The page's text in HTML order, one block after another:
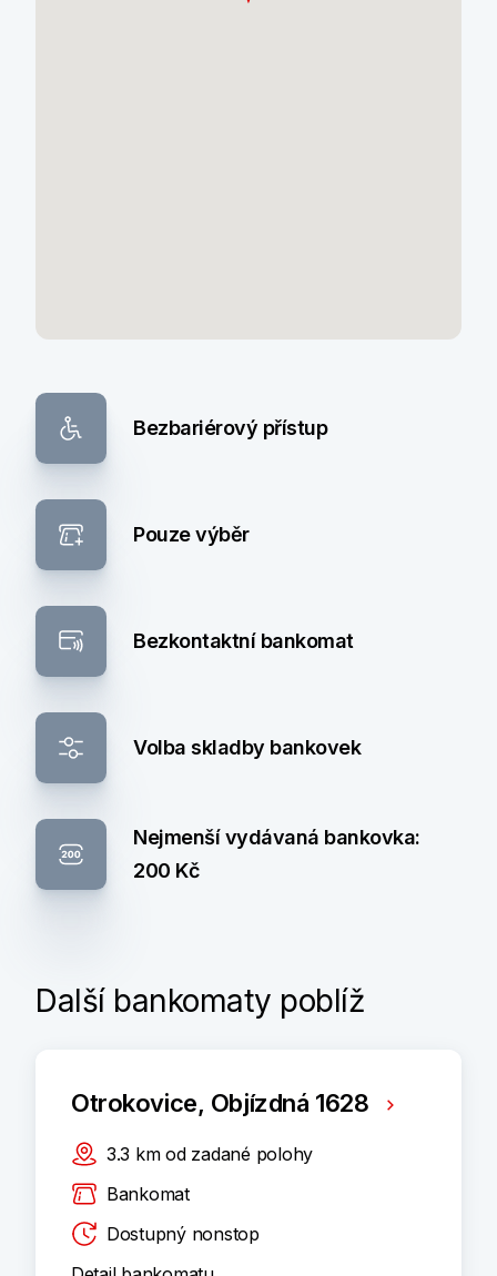
Bezbariérový přístup
Pouze výběr
Bezkontaktní bankomat
Volba skladby bankovek
Nejmenší vydávaná bankovka:
200 Kč
Další bankomaty poblíž
Otrokovice, Objízdná 1628
3.3 km od zadané polohy
Bankomat
Dostupný nonstop